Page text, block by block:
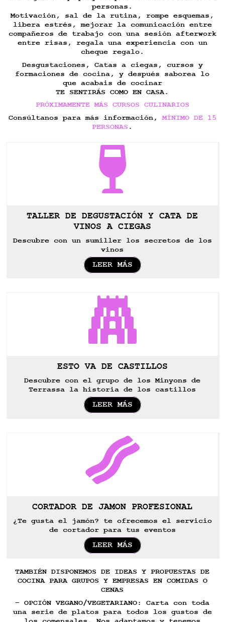
personas.
Motivación, sal de la rutina, rompe esquemas,
libera estrés, mejorar la comunicación entre
compañeros de trabajo con una sesión afterwork
entre risas, regala una experiencia con un
cheque regalo.
Desgustaciones, Catas a ciegas, cursos y
formaciones de cocina, y después saborea lo
que acabais de cocinar
TE SENTIRÁS COMO EN CASA.
PRÓXIMAMENTE MÁS CURSOS CULINARIOS
Consúltanos para más información,MÍNIMO DE 15
PERSONAS .

TALLER DE DEGUSTACIÓN Y CATA DE
VINOS A CIEGAS
Descubre con un sumiller los secretos de los
vinos
LEER MÁS

ESTO VA DE CASTILLOS
Descubre con el grupo de los Minyons de
Terrassa la historia de los castillos
LEER MÁS

CORTADOR DE JAMON PROFESIONAL
¿Te gusta el jamón? te ofrecemos el servicio
de cortador para tus eventos
LEER MÁS
TAMBIÉN DISPONEMOS DE IDEAS Y PROPUESTAS DE
COCINA PARA GRUPOS Y EMPRESAS EN COMIDAS O
CENAS
– OPCIÓN VEGANO/VEGETARIANO: Carta con toda
una serie de platos para todos los gustos de